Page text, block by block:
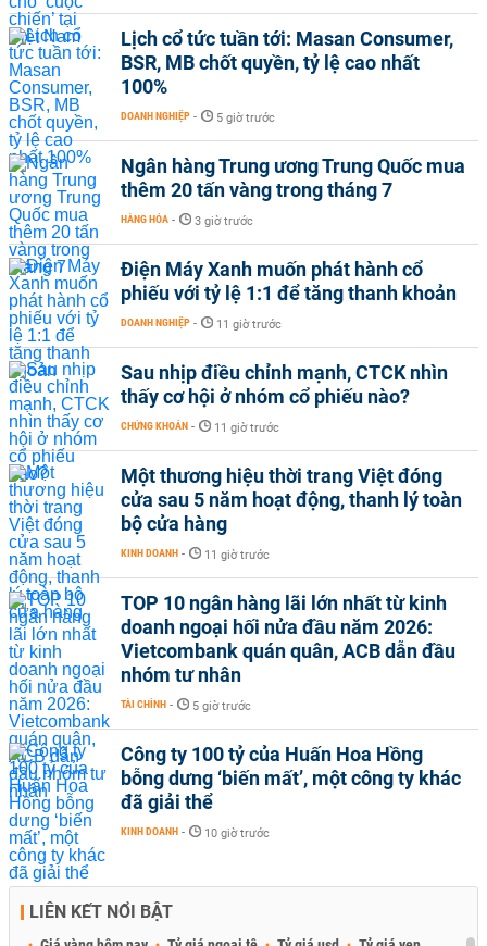
Lịch cổ tức tuần tới: Masan Consumer,
BSR, MB chốt quyền, tỷ lệ cao nhất
100%
DOANH NGHIỆP - 5 giờ trước
Ngân hàng Trung ương Trung Quốc mua
thêm 20 tấn vàng trong tháng 7
HÀNG HÓA - 3 giờ trước
Điện Máy Xanh muốn phát hành cổ
phiếu với tỷ lệ 1:1 để tăng thanh khoản
DOANH NGHIỆP - 11 giờ trước
Sau nhịp điều chỉnh mạnh, CTCK nhìn
thấy cơ hội ở nhóm cổ phiếu nào?
CHỨNG KHOÁN - 11 giờ trước
Một thương hiệu thời trang Việt đóng
cửa sau 5 năm hoạt động, thanh lý toàn
bộ cửa hàng
KINH DOANH - 11 giờ trước
TOP 10 ngân hàng lãi lớn nhất từ kinh
doanh ngoại hối nửa đầu năm 2026:
Vietcombank quán quân, ACB dẫn đầu
nhóm tư nhân
TÀI CHÍNH - 5 giờ trước
Công ty 100 tỷ của Huấn Hoa Hồng
bỗng dưng ‘biến mất’, một công ty khác
đã giải thể
KINH DOANH - 10 giờ trước
LIÊN KẾT NỔI BẬT